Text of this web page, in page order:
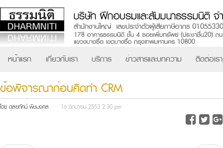
หน้าแรก เกี่ยวกับเรา บริการ ข่าวสารและบทความ ติดต่อเรา
ข้อพิจารณาก่อนคิดทำ CRM
โดย ดุลยทัศน์ พืชมงคล 16 มิถุนายน 2553 2:30 pm